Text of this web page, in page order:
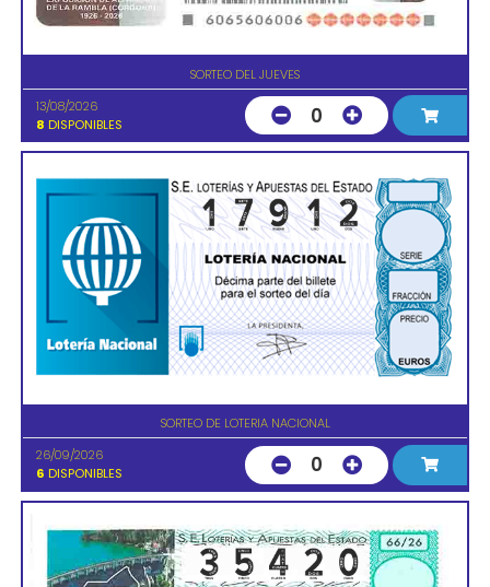
SORTEO DEL JUEVES
13/08/2026
8 DISPONIBLES 0
SORTEO DE LOTERIA NACIONAL
26/09/2026
6 DISPONIBLES 0